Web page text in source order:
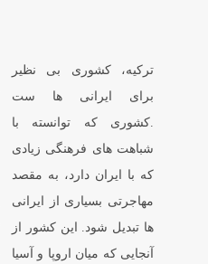
ترکیه، کشوری بی نظیر
برای ایرانی ها ست
.کشوری که توانسته با
شباهت های فرهنگی زیادی
که با ایران دارد، به مقصد
مهاجرتی بسیاری از ایرانی
ها تبدیل شود. این کشور از
آنجایی که میان اروپا و آسیا
رشد شخصی و حرفه ای و